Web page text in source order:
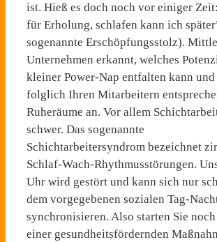
ist. Hieß es doch noch vor einiger
für Erholung, schlafen kann ich
sogenannte Erschöpfungsstolz).
Unternehmen erkannt, welches
kleiner Power-Nap entfalten kann und
folglich Ihren Mitarbeitern
Ruheräume an. Vor allem
schwer. Das sogenannte
Schichtarbeitersyndrom bezeichnet
Schlaf-Wach-Rhythmusstörungen.
Uhr wird gestört und kann sich nur
dem vorgegebenen sozialen Tag-
synchronisieren. Also starten Sie
einer gesundheitsfördernden